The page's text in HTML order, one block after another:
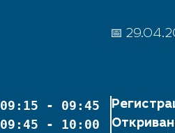
📅
09:15 - 09:45
09:45 - 10:00